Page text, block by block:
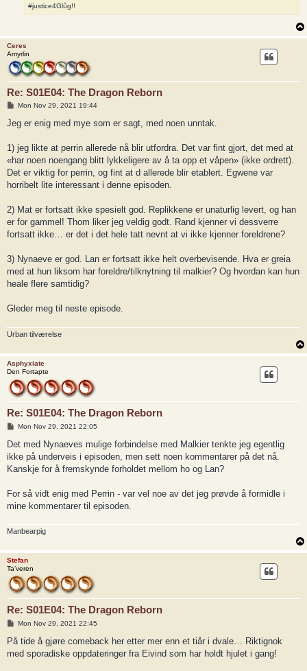
#justice4Glûg!!
Ceres
Amyrlin
Re: S01E04: The Dragon Reborn
P
s
Mon Nov 29, 2021 19:44
Jeg er enig med mye som er sagt, med noen unntak.
1) jeg likte at perrin allerede nå blir utfordra. Det var fint gjort, det med at
«har noen noengang blitt lykkeligere av å ta opp et våpen» (ikke ordrett).
Det er viktig for perrin, og fint at d allerede blir etablert. Egwene var
horribelt lite interessant i denne episoden.
2) Mat er fortsatt ikke spesielt god. Replikkene er unaturlig levert, og han
er for gammel! Thom liker jeg veldig godt. Rand kjenner vi dessverre
fortsatt ikke… er det i det hele tatt nevnt at vi ikke kjenner foreldrene?
3) Nynaeve er god. Lan er fortsatt ikke helt overbevisende. Hva er greia
med at hun liksom har foreldre/tilknytning til malkier? Og hvordan kan hun
heale flere samtidig?
Gleder meg til neste episode.
Urban tilværelse
Asphyxiate
Den Fortapte
Re: S01E04: The Dragon Reborn
P
s
Mon Nov 29, 2021 22:05
Det med Nynaeves mulige forbindelse med Malkier tenkte jeg egentlig
ikke på underveis i episoden, men sett noen kommentarer på det nå.
Kanskje for å fremskynde forholdet mellom ho og Lan?
For så vidt enig med Perrin - var vel noe av det jeg prøvde å formidle i
mine kommentarer til episoden.
Manbearpig
Stefan
Ta’veren
Re: S01E04: The Dragon Reborn
P
s
Mon Nov 29, 2021 22:45
På tide å gjøre comeback her etter mer enn et tiår i dvale… Riktignok
med sporadiske oppdateringer fra Eivind som har holdt hjulet i gang!